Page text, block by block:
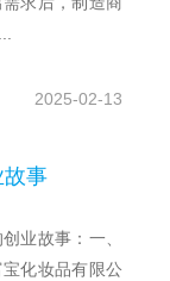
2025-02-13
故事
业故事：一、
化妆品有限公